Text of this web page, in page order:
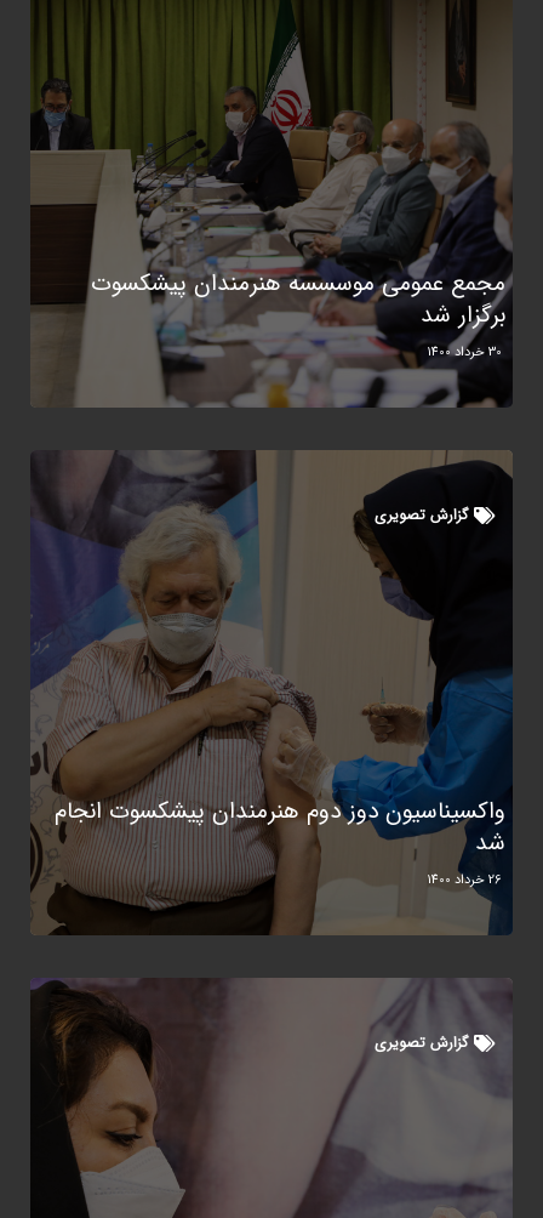
مجمع عمومی موسسسه هنرمندان پیشکسوت
برگزار شد
30 خرداد 1400
گزارش تصویری
واکسیناسیون دوز دوم هنرمندان پیشکسوت انجام
شد
26 خرداد 1400
گزارش تصویری